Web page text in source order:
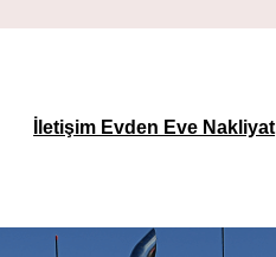
İletişim Evden Eve Nakliyat